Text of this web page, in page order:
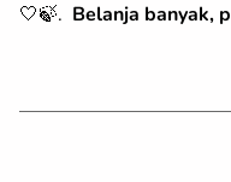
🤍🍃. Belanja banyak,